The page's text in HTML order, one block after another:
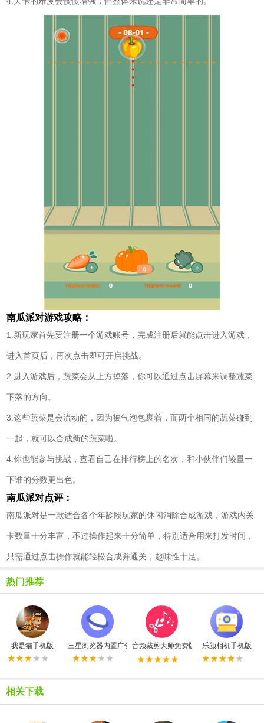
南瓜派对游戏攻略：
1.新玩家首先要注册一个游戏账号，完成注册后就能点击进入游戏，
进入首页后，再次点击即可开启挑战。
2.进入游戏后，蔬菜会从上方掉落，你可以通过点击屏幕来调整蔬菜
下落的方向。
3.这些蔬菜是会流动的，因为被气泡包裹着，而两个相同的蔬菜碰到
一起，就可以合成新的蔬菜啦。
4.你也能参与挑战，查看自己在排行榜上的名次，和小伙伴们较量一
下谁的分数更出色。
南瓜派对点评：
南瓜派对是一款适合各个年龄段玩家的休闲消除合成游戏，游戏内关
卡数量十分丰富，不过操作起来十分简单，特别适合用来打发时间，
只需通过点击操作就能轻松合成并通关，趣味性十足。
热门推荐
我是猫手机版 三星浏览器内置广告拦截器最新版
音频裁剪大师免费版 乐颜相机手机版
相关下载